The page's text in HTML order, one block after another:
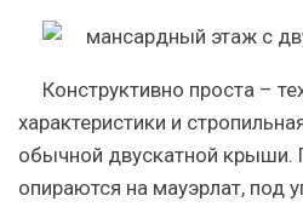
Конструктивно проста –
характеристики и
обычной двускатной крыши.
опираются на мауэрлат, под